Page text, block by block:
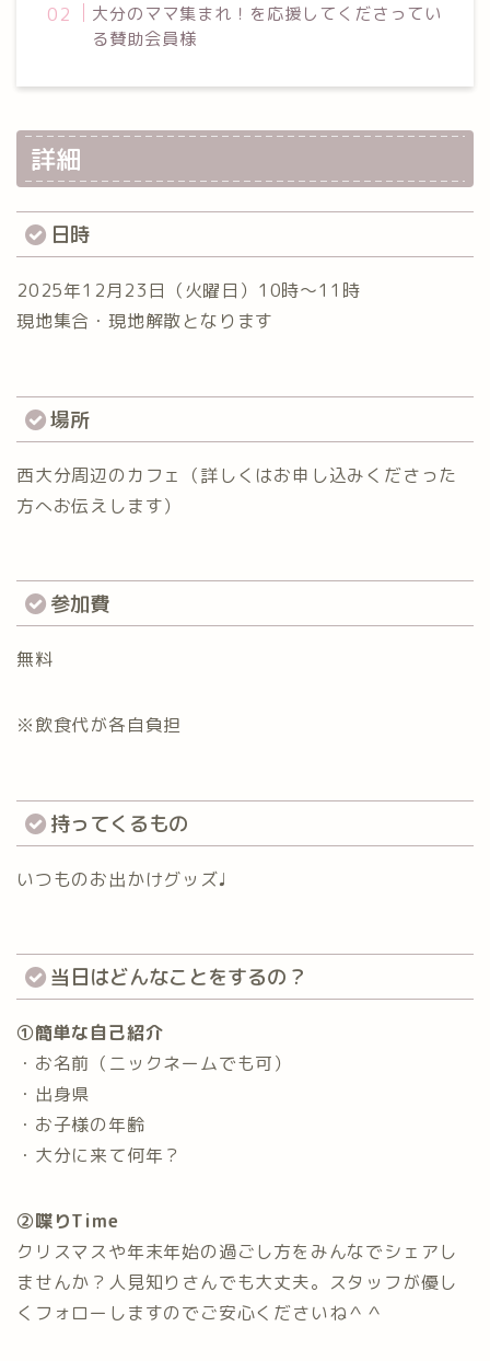
大分のママ集まれ！を応援してくださってい
る賛助会員様
詳細
日時
2025年12月23日（火曜日）10時〜11時
現地集合・現地解散となります
場所
西大分周辺のカフェ（詳しくはお申し込みくださった
方へお伝えします）
参加費
無料
※飲食代が各自負担
持ってくるもの
いつものお出かけグッズ♩
当日はどんなことをするの？
①簡単な自己紹介
・お名前（ニックネームでも可）
・出身県
・お子様の年齢
・大分に来て何年？
②喋りTime
クリスマスや年末年始の過ごし方をみんなでシェアし
ませんか？人見知りさんでも大丈夫。スタッフが優し
くフォローしますのでご安心くださいね＾＾